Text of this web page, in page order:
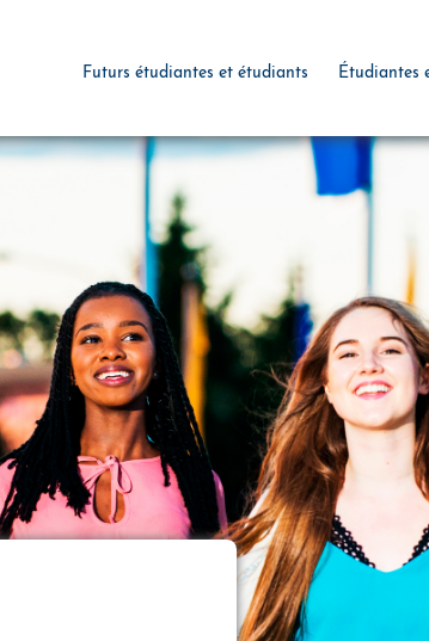
Futurs étudiantes et étudiants Étudiantes